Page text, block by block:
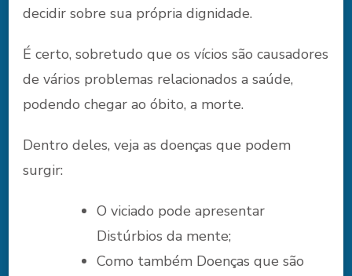
decidir sobre sua própria dignidade.
É certo, sobretudo que os vícios são causadores
de vários problemas relacionados a saúde,
podendo chegar ao óbito, a morte.
Dentro deles, veja as doenças que podem
surgir:
O viciado pode apresentar
Distúrbios da mente;
Como também Doenças que são